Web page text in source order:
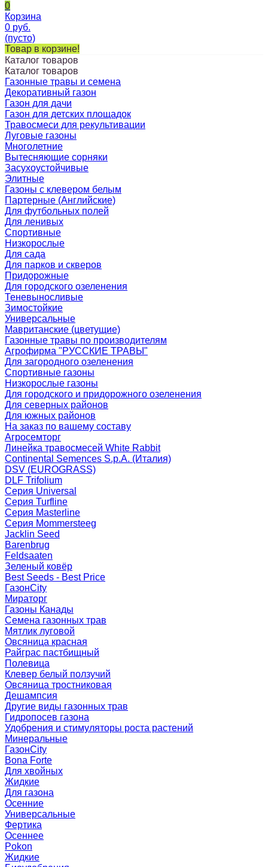
0
Корзина
0 руб.
(пусто)
Товар в корзине!
Каталог товаров
Каталог товаров
Газонные травы и семена
Декоративный газон
Газон для дачи
Газон для детских площадок
Травосмеси для рекультивации
Луговые газоны
Многолетние
Вытесняющие сорняки
Засухоустойчивые
Элитные
Газоны с клевером белым
Партерные (Английские)
Для футбольных полей
Для ленивых
Спортивные
Низкорослые
Для сада
Для парков и скверов
Придорожные
Для городского озеленения
Теневыносливые
Зимостойкие
Универсальные
Мавританские (цветущие)
Газонные травы по производителям
Агрофирма "РУССКИЕ ТРАВЫ"
Для загородного озеленения
Спортивные газоны
Низкорослые газоны
Для городского и придорожного озеленения
Для северных районов
Для южных районов
На заказ по вашему составу
Агросемторг
Линейка травосмесей White Rabbit
Continental Semences S.p.A. (Италия)
DSV (EUROGRASS)
DLF Trifolium
Серия Universal
Серия Turfline
Серия Masterline
Серия Mommersteeg
Jacklin Seed
Barenbrug
Feldsaaten
Зеленый ковёр
Best Seeds - Best Price
ГазонCity
Мираторг
Газоны Канады
Семена газонных трав
Мятлик луговой
Овсяница красная
Райграс пастбищный
Полевица
Клевер белый ползучий
Овсяница тростниковая
Дешампсия
Другие виды газонных трав
Гидропосев газона
Удобрения и стимуляторы роста растений
Минеральные
ГазонCity
Bona Forte
Для хвойных
Жидкие
Для газона
Осенние
Универсальные
Фертика
Осеннее
Pokon
Жидкие